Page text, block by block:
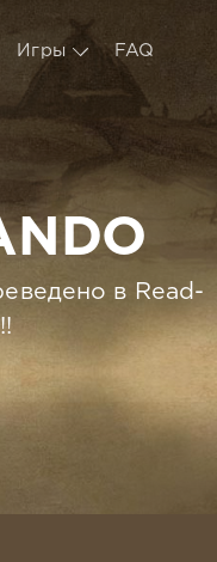
Игры FAQ
в Read-